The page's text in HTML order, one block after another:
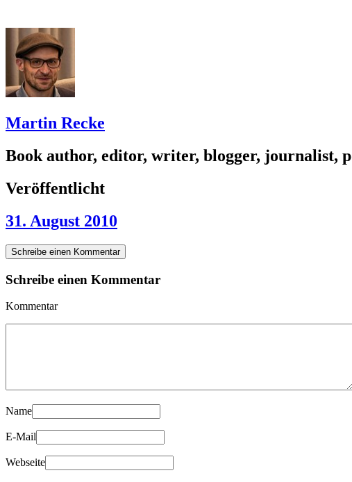
Martin Recke
Book author, editor, writer, blogger, journalist,
Veröffentlicht
31. August 2010
Schreibe einen Kommentar
Schreibe einen Kommentar
Kommentar
Name
E-Mail
Webseite